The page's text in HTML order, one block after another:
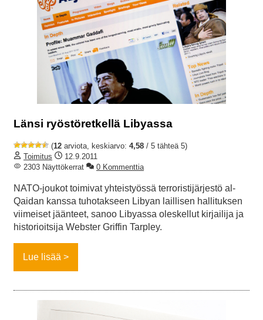
Länsi ryöstöretkellä Libyassa
(12 arviota, keskiarvo: 4,58 / 5 tähteä 5)
Toimitus
12.9.2011
2303 Näyttökerrat
0 Kommenttia
NATO-joukot toimivat yhteistyössä terroristijärjestö al-
Qaidan kanssa tuhotakseen Libyan laillisen hallituksen
viimeiset jäänteet, sanoo Libyassa oleskellut kirjailija ja
historioitsija Webster Griffin Tarpley.
Lue lisää